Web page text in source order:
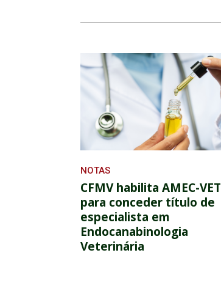
NOTAS
CFMV habilita AMEC-VET
para conceder título de
especialista em
Endocanabinologia
Veterinária